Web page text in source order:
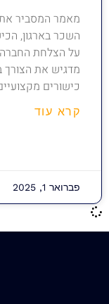
מאמר המסביר
השכר בארגון,
על הצלחת
מדגיש את הצורך
כישורים
קרא עוד
פברואר 1, 2025